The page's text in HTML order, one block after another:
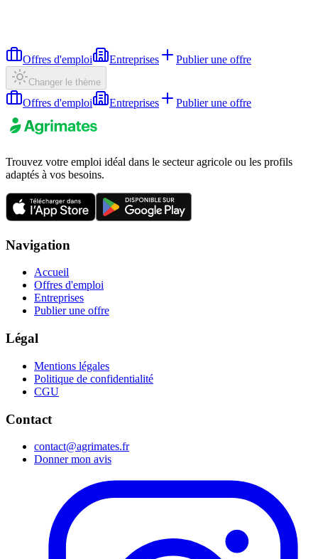
Offres d'emploi Entreprises Publier une offre
Changer le thème
Offres d'emploi Entreprises Publier une offre
Trouvez votre emploi idéal dans le secteur agricole ou les profils
adaptés à vos besoins.
Navigation
Accueil
Offres d'emploi
Entreprises
Publier une offre
Légal
Mentions légales
Politique de confidentialité
CGU
Contact
contact@agrimates.fr
Donner mon avis